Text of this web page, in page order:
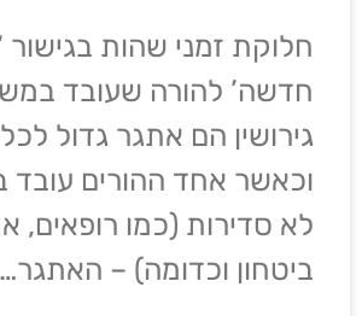
חלוקת זמני שהות בגישור
חדשה’ להורה שעובד
גירושין הם אתגר גדול
וכאשר אחד ההורים
לא סדירות (כמו רופאים,
ביטחון וכדומה) – האתגר…